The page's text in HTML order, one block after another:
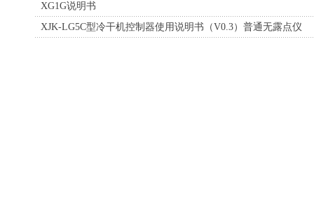
XG1G说明书
XJK-LG5C型冷干机控制器使用说明书（V0.3）普通无露点仪